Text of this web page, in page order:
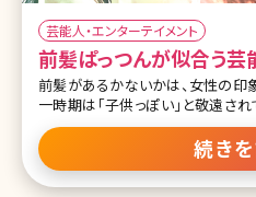
芸能人・エンターテイメント
前髪ぱっつんが似合う芸
前髪があるかないかは、女性の印
一時期は「子供っぽい」と敬遠さ
髪を好んでチョイスする人も増えてきています。
ぱっつんが似合っており、今後の
をランキング形式でご紹介していきましょう。 第1位広
稿をInstagramで見る 広瀬すず(@suzu.hirose.official)がシェアし
続き